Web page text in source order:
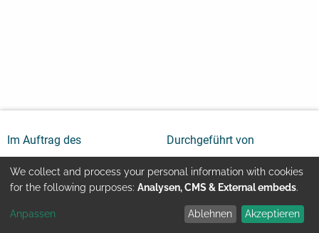
Im Auftrag des Durchgeführt von
Impressum
Use
of
We collect and process your personal information with cookies
for the following purposes: Analysen, CMS & External embeds.
Anpassen Ablehnen Akzeptieren